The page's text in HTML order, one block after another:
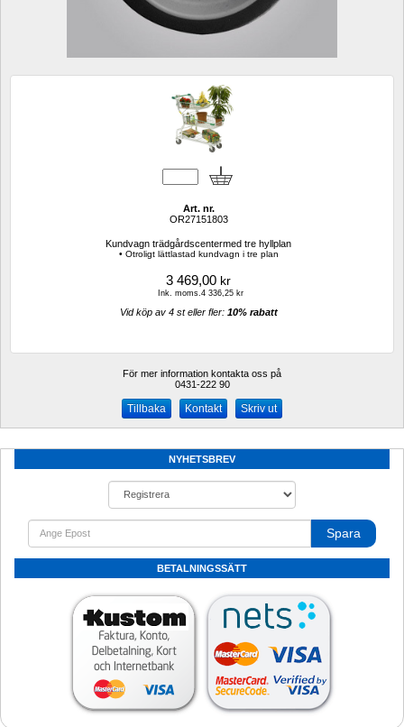
Art. nr.
OR27151803
Kundvagn trädgårdscentermed tre hyllplan
• Otroligt lättlastad kundvagn i tre plan
3 469,00 kr
Ink. moms.4 336,25 kr
Vid köp av 4 st eller fler: 10% rabatt
För mer information kontakta oss på
0431-222 90
Kontakt Skriv ut
NYHETSBREV
Spara
BETALNINGSSÄTT